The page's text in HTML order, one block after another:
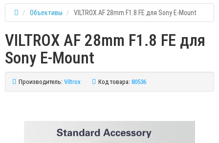
Объективы VILTROX AF 28mm F1.8 FE для Sony E-Mount
VILTROX AF 28mm F1.8 FE для
Sony E-Mount
Производитель: Viltrox Код товара: 80536